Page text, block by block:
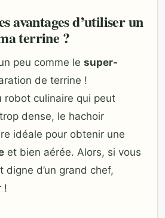
avantages d’utiliser un
terrine ?
peu comme le super-
de terrine !
robot culinaire qui peut
dense, le hachoir
idéale pour obtenir une
et bien aérée. Alors, si vous
digne d’un grand chef,
!